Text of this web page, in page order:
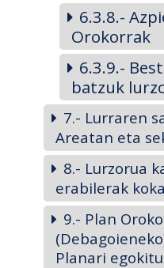
6.3.8.-
Orokorrak
6.3.9.-
batzuk
7.- Lurraren
Areatan eta
8.- Lurzorua
erabilerak
9.- Plan
Planari